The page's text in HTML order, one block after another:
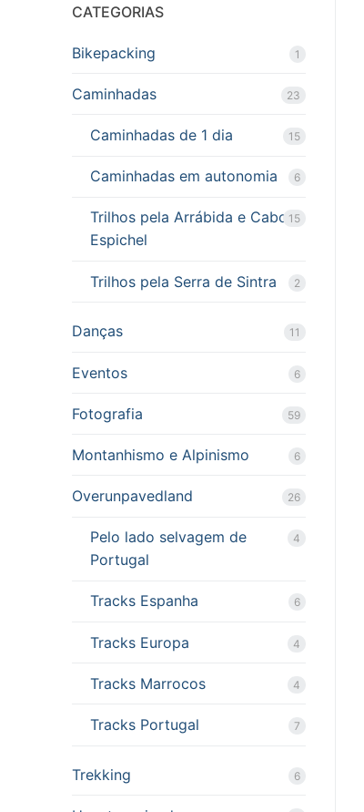
CATEGORIAS
Bikepacking 1
Caminhadas 23
Caminhadas de 1 dia 15
Caminhadas em autonomia 6
Trilhos pela Arrábida e Cabo
Espichel
15
Trilhos pela Serra de Sintra 2
Danças 11
Eventos 6
Fotografia 59
Montanhismo e Alpinismo 6
Overunpavedland 26
Pelo lado selvagem de
Portugal
4
Tracks Espanha 6
Tracks Europa 4
Tracks Marrocos 4
Tracks Portugal 7
Trekking 6